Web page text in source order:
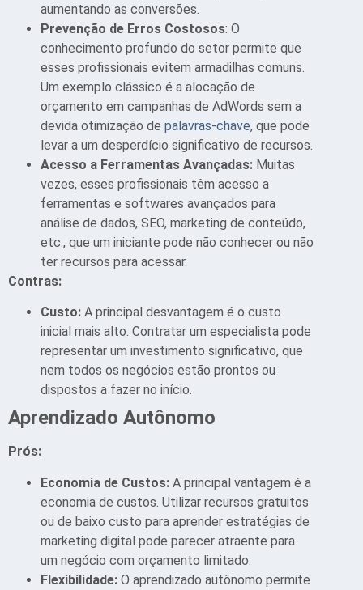
aumentando as conversões.
Prevenção de Erros Costosos: O
conhecimento profundo do setor permite que
esses profissionais evitem armadilhas comuns.
Um exemplo clássico é a alocação de
orçamento em campanhas de AdWords sem a
devida otimização de palavras-chave, que pode
levar a um desperdício significativo de recursos.
Acesso a Ferramentas Avançadas: Muitas
vezes, esses profissionais têm acesso a
ferramentas e softwares avançados para
análise de dados, SEO, marketing de conteúdo,
etc., que um iniciante pode não conhecer ou não
ter recursos para acessar.
Contras:
Custo: A principal desvantagem é o custo
inicial mais alto. Contratar um especialista pode
representar um investimento significativo, que
nem todos os negócios estão prontos ou
dispostos a fazer no início.
Aprendizado Autônomo
Prós:
Economia de Custos: A principal vantagem é a
economia de custos. Utilizar recursos gratuitos
ou de baixo custo para aprender estratégias de
marketing digital pode parecer atraente para
um negócio com orçamento limitado.
Flexibilidade: O aprendizado autônomo permite